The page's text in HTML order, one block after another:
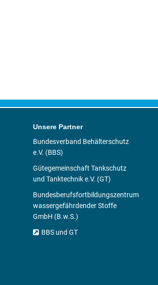
Unsere Partner
Bundesverband Behälterschutz
e.V. (BBS)
Gütegemeinschaft Tankschutz
und Tanktechnik e.V. (GT)
Bundesberufsfortbildungszentrum
wassergefährdender Stoffe
GmbH (B.w.S.)
BBS und GT